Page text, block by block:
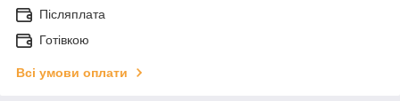
Післяплата
Готівкою
Всі умови оплати